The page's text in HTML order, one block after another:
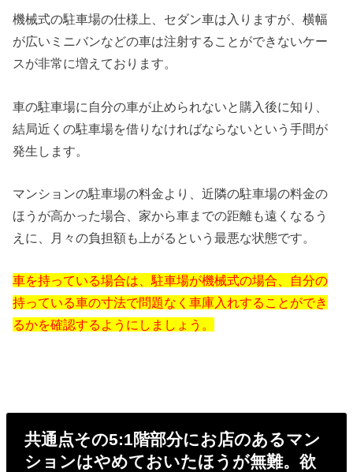
機械式の駐車場の仕様上、セダン車は入りますが、横幅
が広いミニバンなどの車は注射することができないケー
スが非常に増えております。
車の駐車場に自分の車が止められないと購入後に知り、
結局近くの駐車場を借りなければならないという手間が
発生します。
マンションの駐車場の料金より、近隣の駐車場の料金の
ほうが高かった場合、家から車までの距離も遠くなるう
えに、月々の負担額も上がるという最悪な状態です。
車を持っている場合は、駐車場が機械式の場合、自分の
持っている車の寸法で問題なく車庫入れすることができ
るかを確認するようにしましょう。
共通点その5:1階部分にお店のあるマン
ションはやめておいたほうが無難。欲